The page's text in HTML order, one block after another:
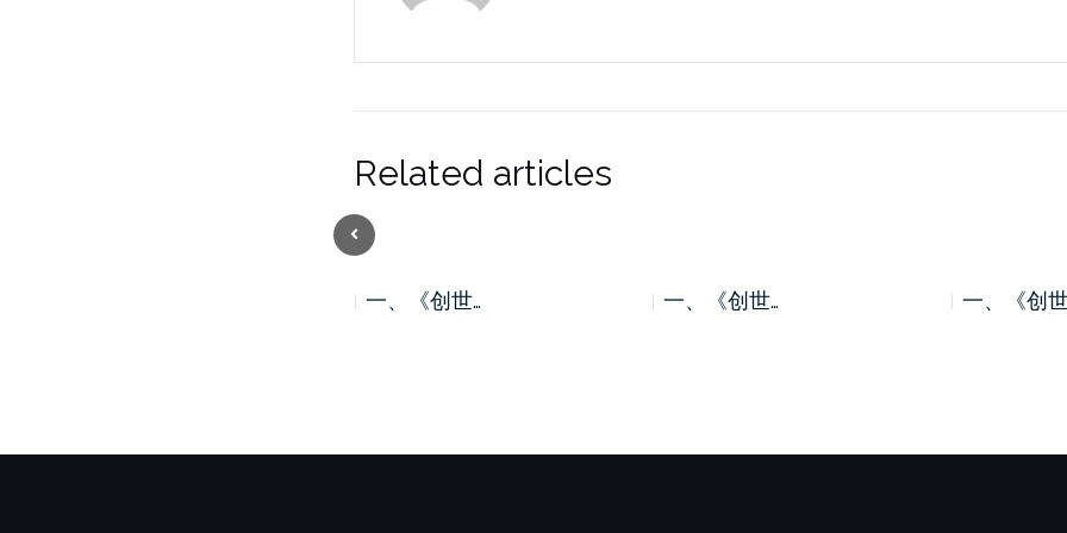
Related articles
Previous
一、《创世… 一、《创世… 一、《创